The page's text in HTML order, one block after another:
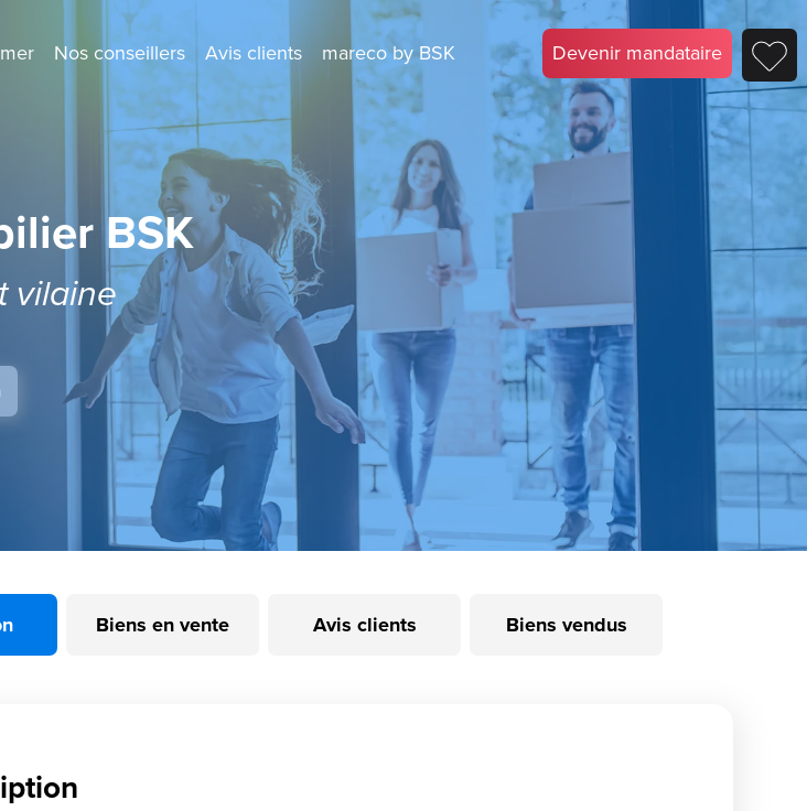
Nos conseillers Avis clients mareco by BSK Devenir mandataire
BSK
vilaine
Biens en vente Avis clients Biens vendus